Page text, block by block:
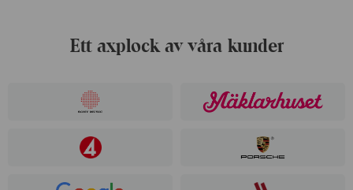
Ett axplock av våra kunder